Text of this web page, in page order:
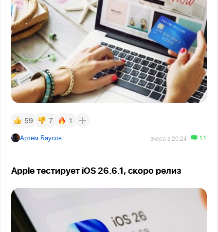
59 7 1
Артём Баусов вчера в 20:24 11
Apple тестирует iOS 26.6.1, скоро релиз